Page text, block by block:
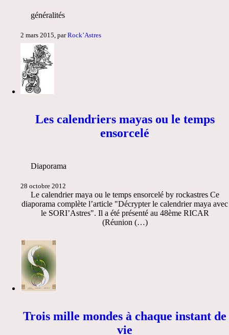
généralités
2 mars 2015, parRock’Astres
Les calendriers mayas ou le temps
ensorcelé
Diaporama
28 octobre 2012
Le calendrier maya ou le temps ensorcelé by rockastres Ce
diaporama complète l’article "Décrypter le calendrier maya avec
le SORI’Astres". Il a été présenté au 48ème RICAR
(Réunion (…)
Trois mille mondes à chaque instant de
vie